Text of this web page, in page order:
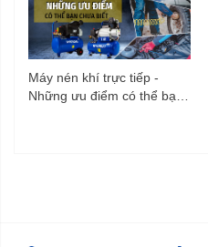
Máy nén khí trực tiếp -
Những ưu điểm có thể bạn